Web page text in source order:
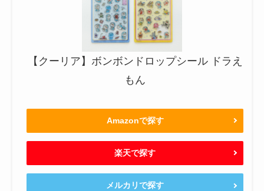
【クーリア】ボンボンドロップシール ドラえ
もん
Amazonで探す
楽天で探す
メルカリで探す